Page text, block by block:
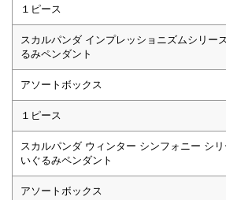
１ピース
スカルパンダ インプレッショニズムシリー
るみペンダント
アソートボックス
１ピース
スカルパンダ ウィンター シンフォニー シ
いぐるみペンダント
アソートボックス